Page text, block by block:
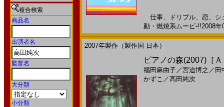
複合検索
商品名
出演者名
監督名
大分類
小分類
仕事、ドリブル、恋、シ
動・燃焼系ムービ-!!2008
2007年製作（製作国 日本）
ピアノの森(2007)［
福田麻由子／宮迫博之 ／ 田
かずこ ／高田純次